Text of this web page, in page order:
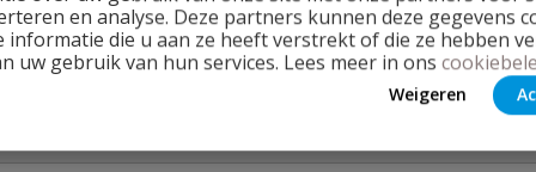
en analyse. Deze partners kunnen deze gegevens
informatie die u aan ze heeft verstrekt of die ze hebben
uw gebruik van hun services. Lees meer in ons
Weigeren